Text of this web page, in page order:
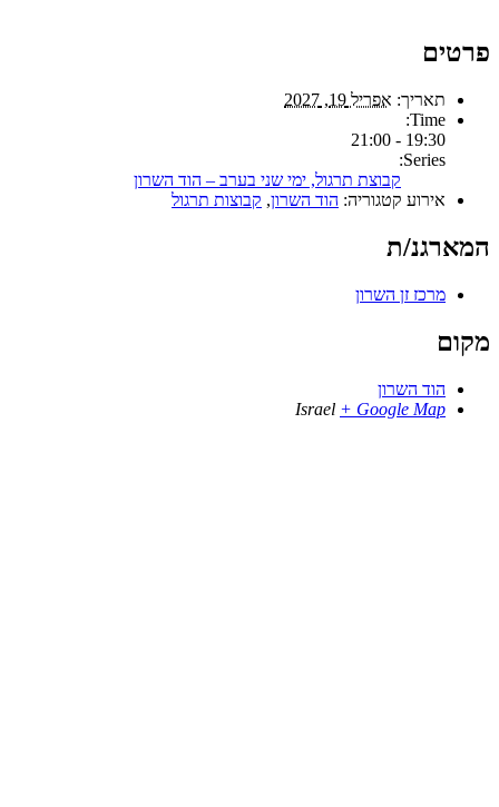
פרטים
תאריך: אפריל 19, 2027
Time:
19:30 - 21:00
Series:
קבוצת תרגול, ימי שני בערב – הוד השרון
אירוע קטגוריה: הוד השרון, קבוצות תרגול
המארגנ/ת
מרכז זן השרון
מקום
הוד השרון
Israel + Google Map